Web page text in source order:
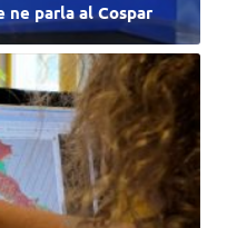
parla al Cospar